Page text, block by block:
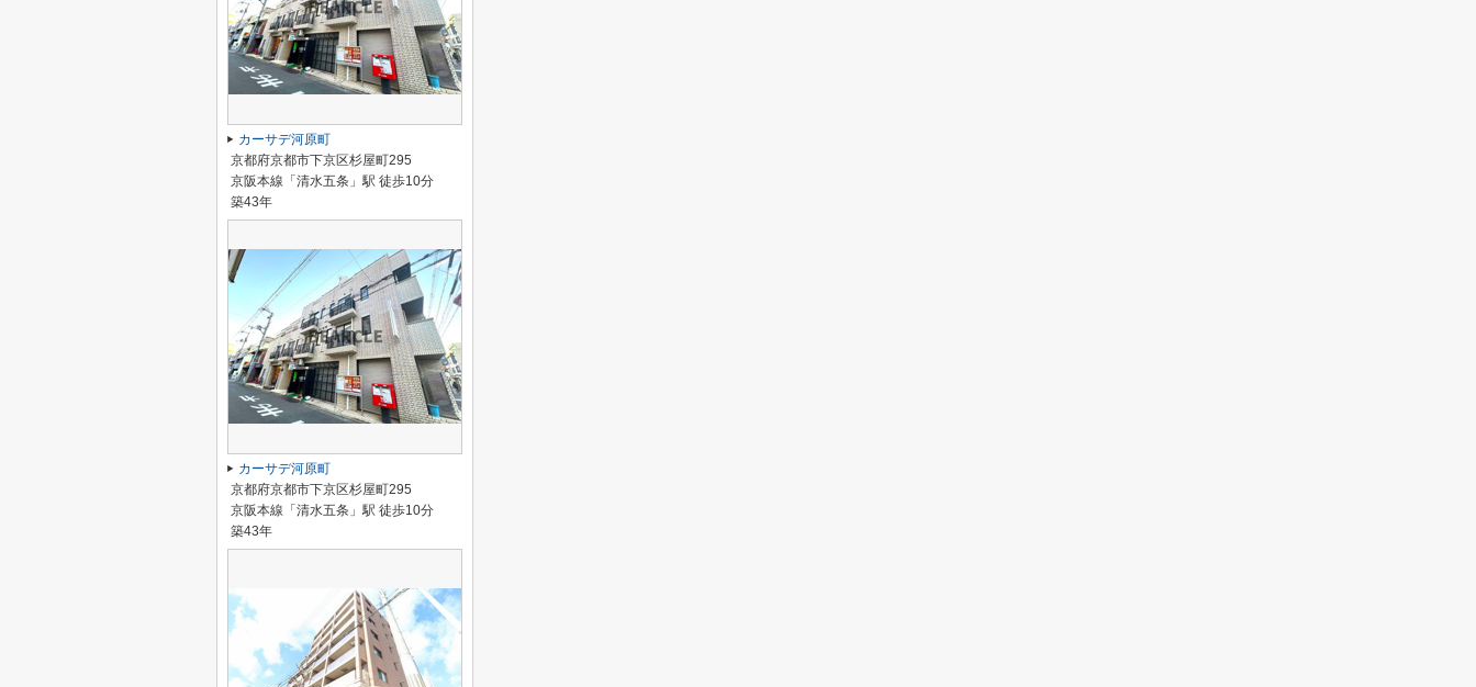
カーサデ河原町
京都府京都市下京区杉屋町295
京阪本線「清水五条」駅 徒歩10分
築43年
カーサデ河原町
京都府京都市下京区杉屋町295
京阪本線「清水五条」駅 徒歩10分
築43年